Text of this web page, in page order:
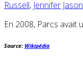
Russell, Jennifer
En 2008, Parcs avait
Source: Wikipédia